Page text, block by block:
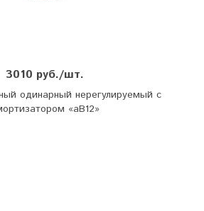
3010 руб./шт.
одинарный нерегулируемый с
«аВ12»